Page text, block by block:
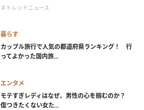
＃トレンドニュース
暮らす
カップル旅行で人気の都道府県ランキング！ 行
ってよかった国内旅...
エンタメ
モテすぎレディはなぜ、男性の心を掴むのか？
傷つきたくない女た...